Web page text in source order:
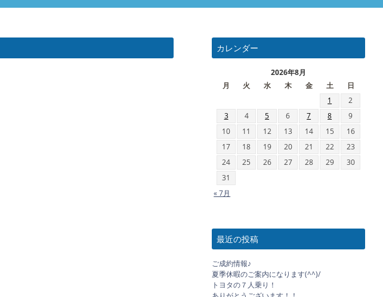
カレンダー
2026年8月
月
火 水 木 金 土
日
1
2
3
4 5 6 7 8
9
10
11 12 13 14 15
16
17
18 19 20 21 22
23
24
25 26 27 28 29
30
31
« 7月
最近の投稿
ご成約情報♪
夏季休暇のご案内になります(^^)/
トヨタの７人乗り！